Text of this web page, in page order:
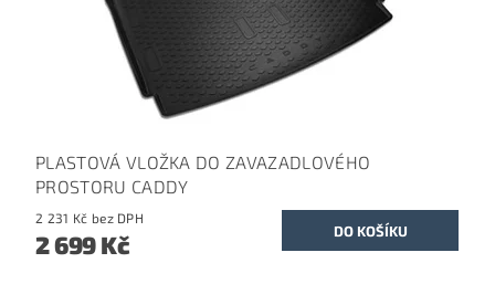
PLASTOVÁ VLOŽKA DO ZAVAZADLOVÉHO
PROSTORU CADDY
2 231 Kč bez DPH
2 699 Kč